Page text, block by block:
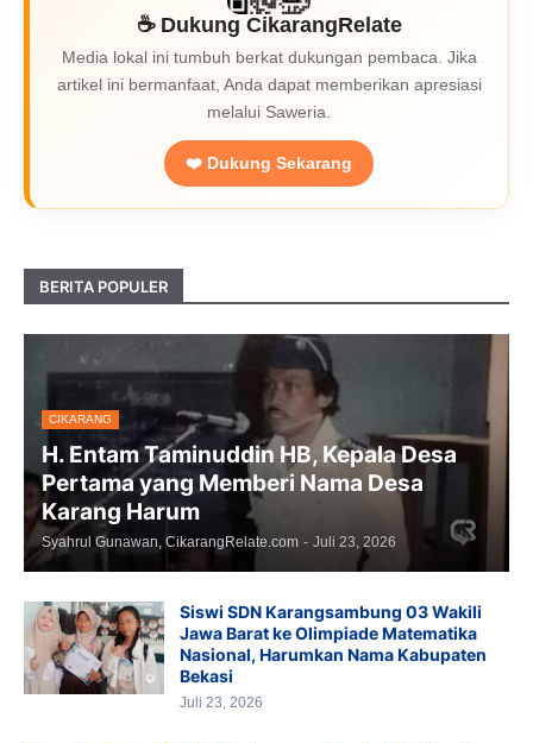
☕ Dukung CikarangRelate
Media lokal ini tumbuh berkat dukungan pembaca. Jika
artikel ini bermanfaat, Anda dapat memberikan apresiasi
melalui Saweria.
❤️ Dukung Sekarang
BERITA POPULER
CIKARANG
H. Entam Taminuddin HB, Kepala Desa
Pertama yang Memberi Nama Desa
Karang Harum
Syahrul Gunawan, CikarangRelate.com - Juli 23, 2026
Siswi SDN Karangsambung 03 Wakili
Jawa Barat ke Olimpiade Matematika
Nasional, Harumkan Nama Kabupaten
Bekasi
Juli 23, 2026